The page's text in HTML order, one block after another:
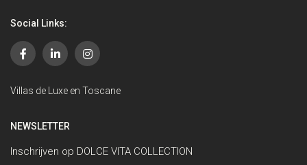
Social Links:
Villas de Luxe en Toscane
NEWSLETTER
Inschrijven op DOLCE VITA COLLECTION